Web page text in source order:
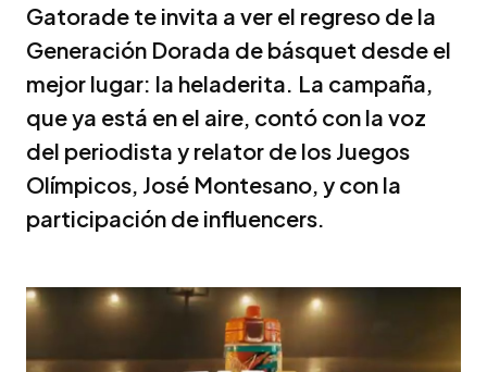
Gatorade te invita a ver el regreso de la
Generación Dorada de básquet desde el
mejor lugar: la heladerita. La campaña,
que ya está en el aire, contó con la voz
del periodista y relator de los Juegos
Olímpicos, José Montesano, y con la
participación de influencers.